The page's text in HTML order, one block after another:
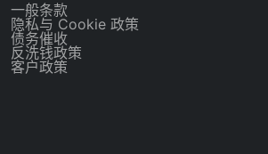
一般条款
隐私与 Cookie 政策
债务催收
反洗钱政策
客户政策